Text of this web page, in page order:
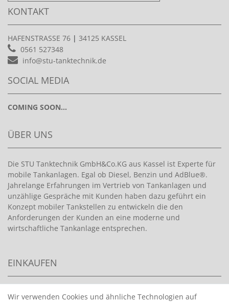
KONTAKT
HAFENSTRASSE 76 | 34125 KASSEL
0561 527348
info@stu-tanktechnik.de
SOCIAL MEDIA
COMING SOON...
ÜBER UNS
Die STU Tanktechnik GmbH&Co.KG aus Kassel ist Experte für
mobile Tankanlagen. Egal ob Diesel, Benzin und AdBlue®.
Jahrelange Erfahrungen im Vertrieb von Tankanlagen und
unzählige Gespräche mit Kunden haben dazu geführt ein
Konzept mobiler Tankstellen zu entwickeln die den
Anforderungen der Kunden an eine moderne und
wirtschaftliche Tankanlage entsprechen.
EINKAUFEN
HANDPUMPEN FÜR BENZIN
Wir verwenden Cookies und ähnliche Technologien auf